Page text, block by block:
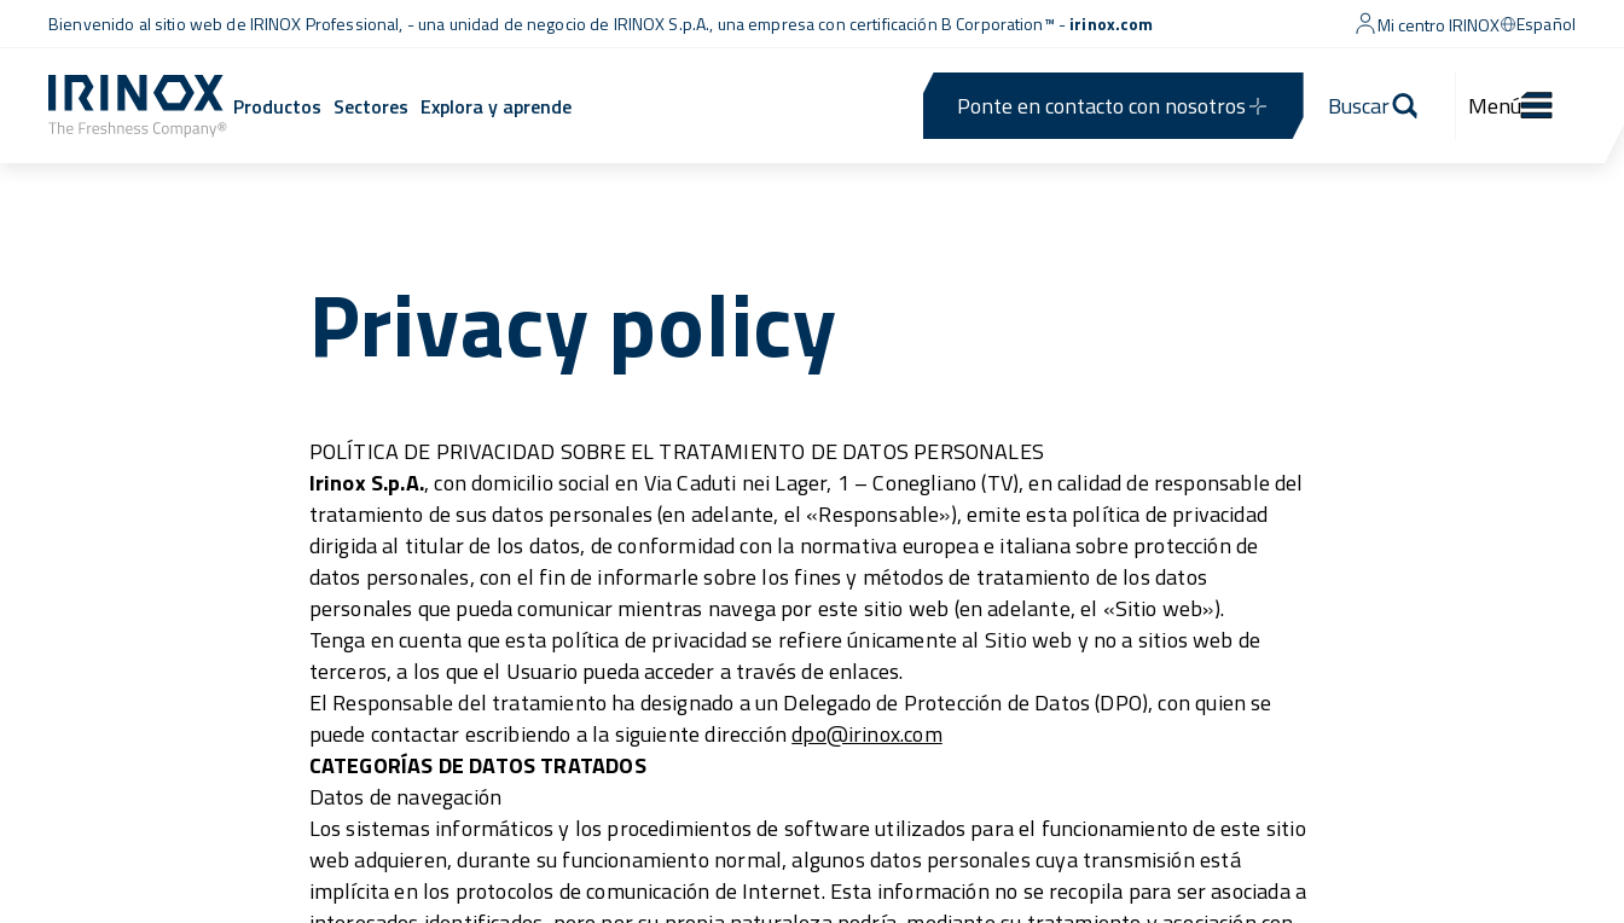
Bienvenido al sitio web de IRINOX Professional, - una unidad de negocio de IRINOX S.p.A., una empresa concertificación B Corporation™ -irinox.com Mi centro IRINOX Español
Productos Sectores Explora y aprende Ponte en contacto con nosotros Buscar Menú
Privacy policy
POLÍTICA DE PRIVACIDAD SOBRE EL TRATAMIENTO DE DATOS PERSONALES
Irinox S.p.A., con domicilio social en Via Caduti nei Lager, 1 – Conegliano (TV), en calidad de responsable del
tratamiento de sus datos personales (en adelante, el «Responsable»), emite esta política de privacidad
dirigida al titular de los datos, de conformidad con la normativa europea e italiana sobre protección de
datos personales, con el fin de informarle sobre los fines y métodos de tratamiento de los datos
personales que pueda comunicar mientras navega por este sitio web (en adelante, el «Sitio web»).
Tenga en cuenta que esta política de privacidad se refiere únicamente al Sitio web y no a sitios web de
terceros, a los que el Usuario pueda acceder a través de enlaces.
El Responsable del tratamiento ha designado a un Delegado de Protección de Datos (DPO), con quien se
puede contactar escribiendo a la siguiente direccióndpo@irinox.com
CATEGORÍAS DE DATOS TRATADOS
Datos de navegación
Los sistemas informáticos y los procedimientos de software utilizados para el funcionamiento de este sitio
web adquieren, durante su funcionamiento normal, algunos datos personales cuya transmisión está
implícita en los protocolos de comunicación de Internet. Esta información no se recopila para ser asociada a